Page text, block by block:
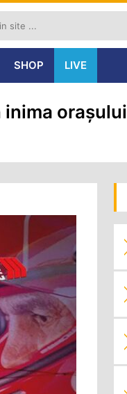
SHOP LIVE
inima orașului